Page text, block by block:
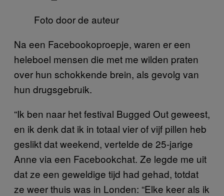
Foto door de auteur
Na een Facebookoproepje, waren er een
heleboel mensen die met me wilden praten
over hun schokkende brein, als gevolg van
hun drugsgebruik.
“Ik ben naar het festival Bugged Out geweest,
en ik denk dat ik in totaal vier of vijf pillen heb
geslikt dat weekend, vertelde de 25-jarige
Anne via een Facebookchat. Ze legde me uit
dat ze een geweldige tijd had gehad, totdat
ze weer thuis was in Londen: “Elke keer als ik